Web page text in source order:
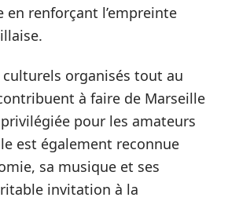
en renforçant l’empreinte
culturels organisés tout au
à faire de Marseille
pour les amateurs
est également reconnue
sa musique et ses
invitation à la